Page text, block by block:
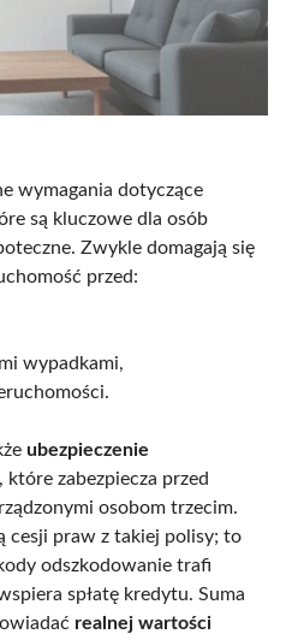
wymagania dotyczące
są kluczowe dla osób
Zwykle domagają się
przed:
wypadkami,
ubezpieczenie
, które zabezpiecza przed
osobom trzecim.
cesji praw z takiej polisy; to
odszkodowanie trafi
spłatę kredytu. Suma
realnej wartości